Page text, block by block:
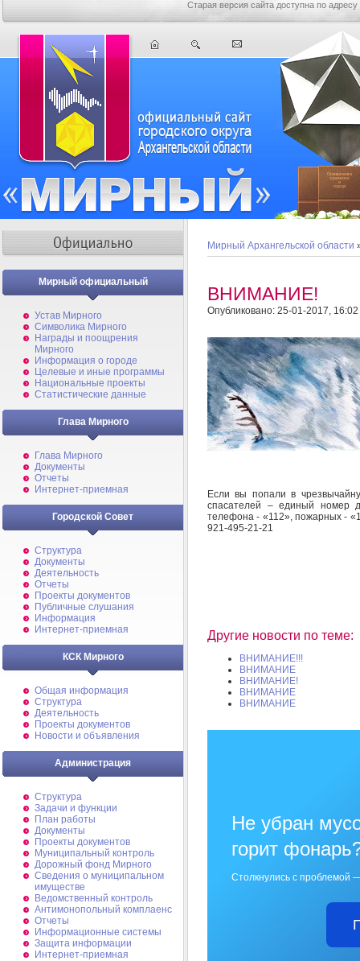
Старая версия сайта доступна по адресу
Мирный официальный
Устав Мирного
Символика Мирного
Награды и поощрения
Мирного
Информация о городе
Целевые и иные программы
Национальные проекты
Статистические данные
Глава Мирного
Глава Мирного
Документы
Отчеты
Интернет-приемная
Городской Совет
Структура
Документы
Деятельность
Отчеты
Проекты документов
Публичные слушания
Информация
Интернет-приемная
КСК Мирного
Общая информация
Структура
Деятельность
Проекты документов
Новости и объявления
Администрация
Структура
Задачи и функции
План работы
Документы
Проекты документов
Муниципальный контроль
Дорожный фонд Мирного
Cведения о муниципальном
имуществе
Ведомственный контроль
Антимонопольный комплаенс
Отчеты
Информационные системы
Защита информации
Интернет-приемная
Мирный Архангельской области
ВНИМАНИЕ!
Опубликовано: 25-01-2017, 16:02
Если вы попали в
спасателей – единый номер
телефона - «112», пожарных -
921-495-21-21
Другие новости по теме:
ВНИМАНИЕ!!!
ВНИМАНИЕ
ВНИМАНИЕ!
ВНИМАНИЕ
ВНИМАНИЕ
Не убран
горит
Столкнулись с проблемой